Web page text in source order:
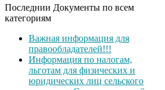
Последнии Документы по всем
категориям
Важная информация для
правообладателей!!!
Информация по налогам,
льготам для физических и
юридических лиц сельского